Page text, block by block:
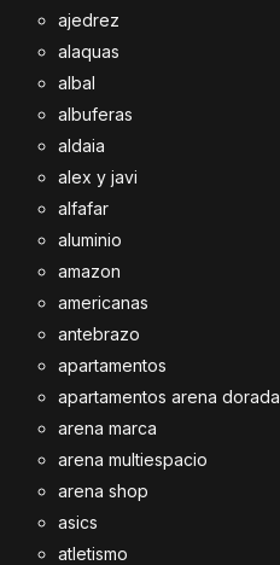
ajedrez
alaquas
albal
albuferas
aldaia
alex y javi
alfafar
aluminio
amazon
americanas
antebrazo
apartamentos
apartamentos arena dorada
arena marca
arena multiespacio
arena shop
asics
atletismo